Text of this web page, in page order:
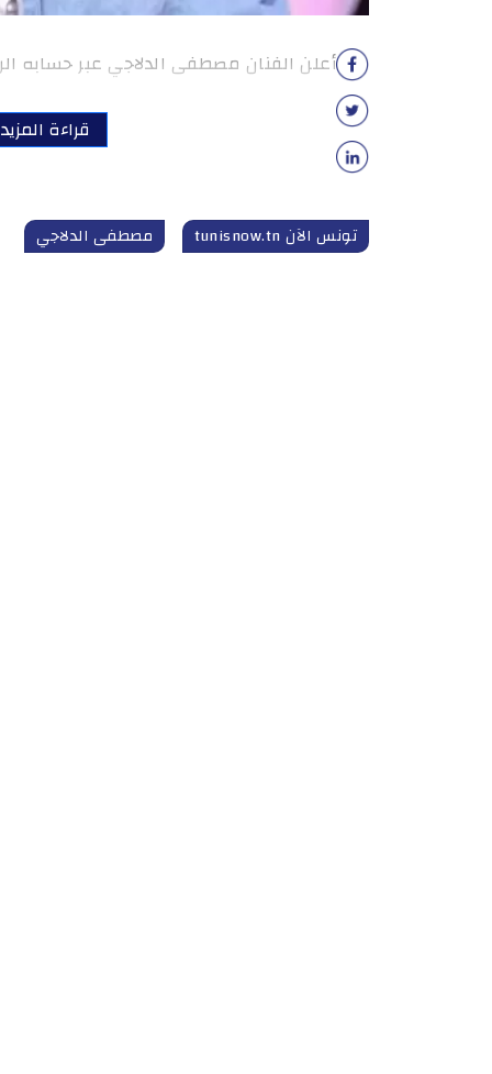
أعلن الفنان مصطفى الدلاجي عبر حسابه
قراءة المزيد
تونس الآن tunisnow.tn مصطفى الدلاجي